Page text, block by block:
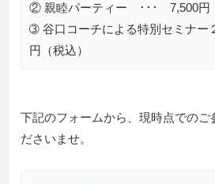
② 親睦パーティー ･･･ 7,500円
➂ 谷口コーチによる特別セミナ
円（税込）
下記のフォームから、現時点でのご
ださいませ。